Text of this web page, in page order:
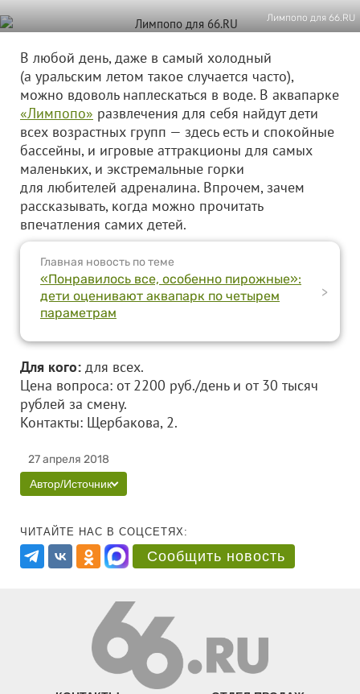
Лимпопо для 66.RU
В любой день, даже в самый холодный
(а уральским летом такое случается часто),
можно вдоволь наплескаться в воде. В аквапарке
«Лимпопо» развлечения для себя найдут дети
всех возрастных групп — здесь есть и спокойные
бассейны, и игровые аттракционы для самых
маленьких, и экстремальные горки
для любителей адреналина. Впрочем, зачем
рассказывать, когда можно прочитать
впечатления самих детей.
Главная новость по теме
«Понравилось все, особенно пирожные»:
дети оценивают аквапарк по четырем
параметрам
>
Для кого: для всех.
Цена вопроса: от 2200 руб./день и от 30 тысяч
рублей за смену.
Контакты: Щербакова, 2.
27 апреля 2018
Автор/Источник
ЧИТАЙТЕ НАС В СОЦСЕТЯХ:
Сообщить новость